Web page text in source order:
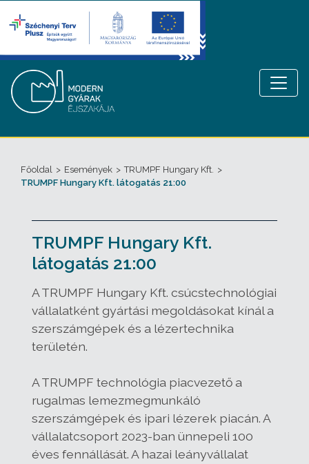
Főoldal > Események > TRUMPF Hungary Kft. >
TRUMPF Hungary Kft. látogatás 21:00
TRUMPF Hungary Kft.
látogatás 21:00
A TRUMPF Hungary Kft. csúcstechnológiai
vállalatként gyártási megoldásokat kínál a
szerszámgépek és a lézertechnika
területén.
A TRUMPF technológia piacvezető a
rugalmas lemezmegmunkáló
szerszámgépek és ipari lézerek piacán. A
vállalatcsoport 2023-ban ünnepeli 100
éves fennállását. A hazai leányvállalat